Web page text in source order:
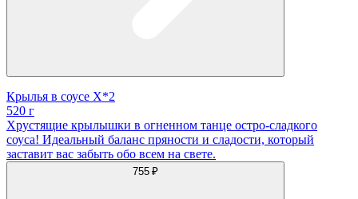
Крылья в соусе X*2
520 г
Хрустящие крылышки в огненном танце остро-сладкого
соуса! Идеальный баланс пряности и сладости, который
заставит вас забыть обо всем на свете.
755 ₽